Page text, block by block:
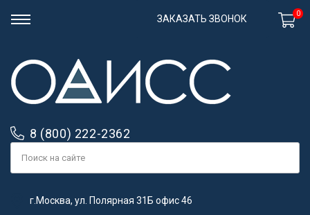
8 (800) 222-2362
г.Москва, ул. Полярная 31Б офис 46
ЗАКАЗАТЬ ЗВОНОК 0